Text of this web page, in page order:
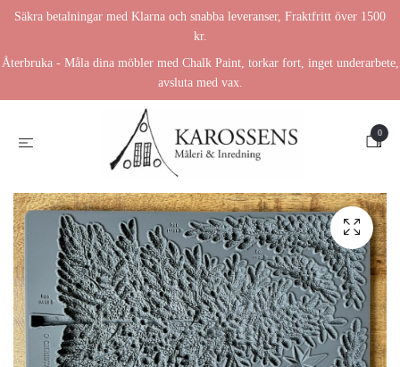
Säkra betalningar med Klarna och snabba leveranser, Fraktfritt över 1500
kr.
Återbruka - Måla dina möbler med Chalk Paint, torkar fort, inget underarbete,
avsluta med vax.
0